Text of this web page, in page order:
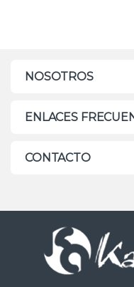
NOSOTROS
ENLACES
CONTACTO